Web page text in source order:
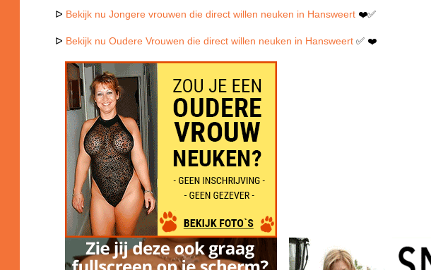
ᐅ Bekijk nu Jongere vrouwen die direct willen neuken in Hansweert ❤️✅
ᐅ Bekijk nu Oudere Vrouwen die direct willen neuken in Hansweert ✅ ❤️